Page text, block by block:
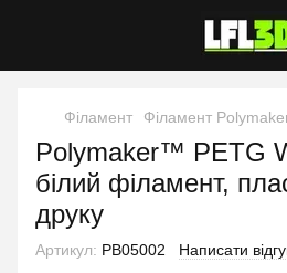
Філамент Філамент
Polymaker™ PETG
білий філамент,
друку
Артикул: PB05002 Написати